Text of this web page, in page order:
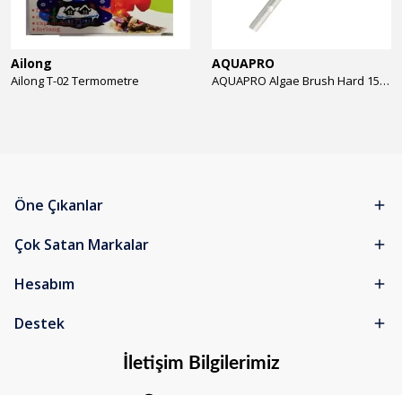
Ailong
Ailong T-02 Termometre
AQUAPRO
AQUAPRO Algae Brush Hard 15cm Yosun Temizlik Fırçası
Öne Çıkanlar
Çok Satan Markalar
Hesabım
Destek
İletişim Bilgilerimiz